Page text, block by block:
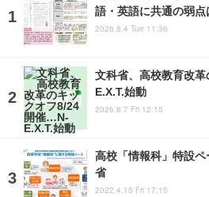
語・英語に共通の弱点
2026.8.4 Tue 11:36
文科省、高校教育改
E.X.T.始動
2026.8.7 Fri 12:15
高校「情報科」特設
省
2022.4.15 Fri 17:15